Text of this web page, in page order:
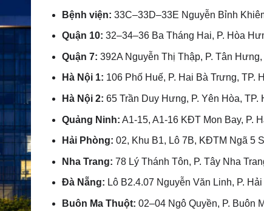
Bệnh viện: 33C–33D–33E Nguyễn Bỉnh
Quận 10: 32–34–36 Ba Tháng Hai, P. Hòa
Quận 7: 392A Nguyễn Thị Thập, P. Tân Hưng,
Hà Nội 1: 106 Phố Huế, P. Hai Bà Trưng, TP.
Hà Nội 2: 65 Trần Duy Hưng, P. Yên Hòa, TP.
Quảng Ninh: A1-15, A1-16 KĐT Mon Bay, P.
Hải Phòng: 02, Khu B1, Lô 7B, KĐTM Ngã 5
Nha Trang: 78 Lý Thánh Tôn, P. Tây Nha
Đà Nẵng: Lô B2.4.07 Nguyễn Văn Linh, P.
Buôn Ma Thuột: 02–04 Ngô Quyền, P. Buôn